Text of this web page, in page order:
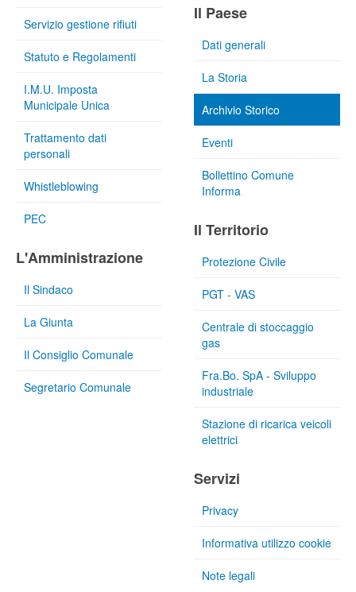
Servizio gestione rifiuti
Statuto e Regolamenti
I.M.U. Imposta
Municipale Unica
Trattamento dati
personali
Whistleblowing
PEC
L'Amministrazione
Il Sindaco
La Giunta
Il Consiglio Comunale
Segretario Comunale
Il Paese
Dati generali
La Storia
Archivio Storico
Eventi
Bollettino Comune
Informa
Il Territorio
Protezione Civile
PGT - VAS
Centrale di stoccaggio
gas
Fra.Bo. SpA - Sviluppo
industriale
Stazione di ricarica veicoli
elettrici
Servizi
Privacy
Informativa utilizzo cookie
Note legali